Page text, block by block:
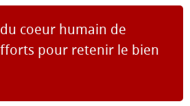
coeur humain de
pour retenir le bien